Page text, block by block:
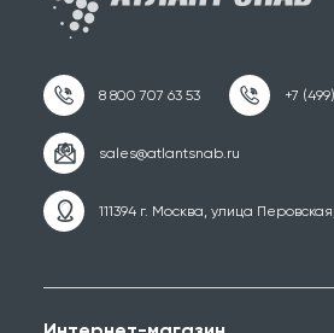
111394 г. Москва, улица